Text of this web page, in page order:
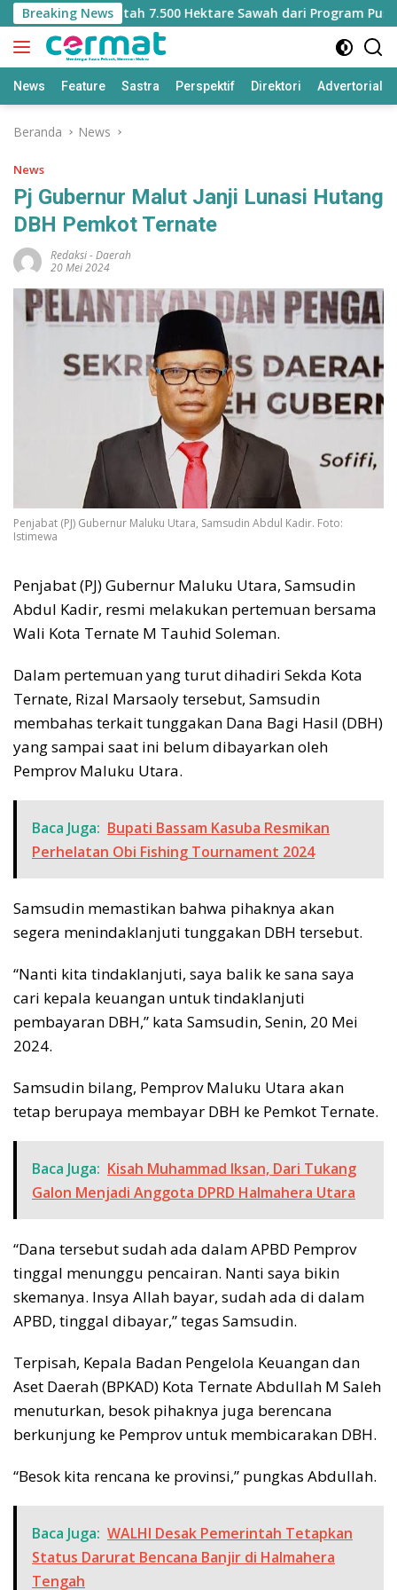
Langsung
ke
konten
Breaking News
Kehilangan Jatah 7.500 Hektare Sawah dari Program Pusat
News Feature Sastra Perspektif Direktori Advertorial
Beranda News
News
Pj Gubernur Malut Janji Lunasi Hutang
DBH Pemkot Ternate
Redaksi-Daerah
20 Mei 2024
Penjabat (PJ) Gubernur Maluku Utara, Samsudin Abdul Kadir. Foto:
Istimewa
Penjabat (PJ) Gubernur Maluku Utara, Samsudin
Abdul Kadir, resmi melakukan pertemuan bersama
Wali Kota Ternate M Tauhid Soleman.
Dalam pertemuan yang turut dihadiri Sekda Kota
Ternate, Rizal Marsaoly tersebut, Samsudin
membahas terkait tunggakan Dana Bagi Hasil (DBH)
yang sampai saat ini belum dibayarkan oleh
Pemprov Maluku Utara.
Baca Juga: Bupati Bassam Kasuba Resmikan
Perhelatan Obi Fishing Tournament 2024
Samsudin memastikan bahwa pihaknya akan
segera menindaklanjuti tunggakan DBH tersebut.
“Nanti kita tindaklanjuti, saya balik ke sana saya
cari kepala keuangan untuk tindaklanjuti
pembayaran DBH,” kata Samsudin, Senin, 20 Mei
2024.
Samsudin bilang, Pemprov Maluku Utara akan
tetap berupaya membayar DBH ke Pemkot Ternate.
Baca Juga: Kisah Muhammad Iksan, Dari Tukang
Galon Menjadi Anggota DPRD Halmahera Utara
“Dana tersebut sudah ada dalam APBD Pemprov
tinggal menunggu pencairan. Nanti saya bikin
skemanya. Insya Allah bayar, sudah ada di dalam
APBD, tinggal dibayar,” tegas Samsudin.
Terpisah, Kepala Badan Pengelola Keuangan dan
Aset Daerah (BPKAD) Kota Ternate Abdullah M Saleh
menuturkan, besok pihaknya juga berencana
berkunjung ke Pemprov untuk membicarakan DBH.
“Besok kita rencana ke provinsi,” pungkas Abdullah.
Baca Juga: WALHI Desak Pemerintah Tetapkan
Status Darurat Bencana Banjir di Halmahera
Tengah